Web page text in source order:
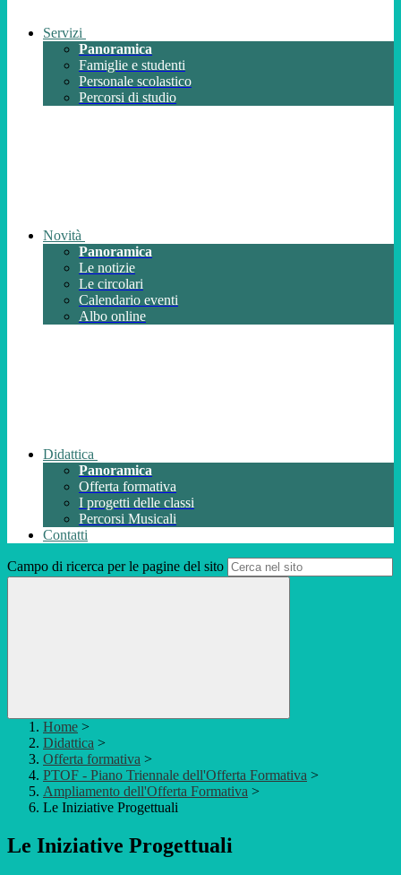
Servizi
Panoramica
Famiglie e studenti
Personale scolastico
Percorsi di studio
Novità
Panoramica
Le notizie
Le circolari
Calendario eventi
Albo online
Didattica
Panoramica
Offerta formativa
I progetti delle classi
Percorsi Musicali
Contatti
Campo di ricerca per le pagine del sito
Home >
Didattica >
Offerta formativa >
PTOF - Piano Triennale dell'Offerta Formativa >
Ampliamento dell'Offerta Formativa >
Le Iniziative Progettuali
Le Iniziative Progettuali